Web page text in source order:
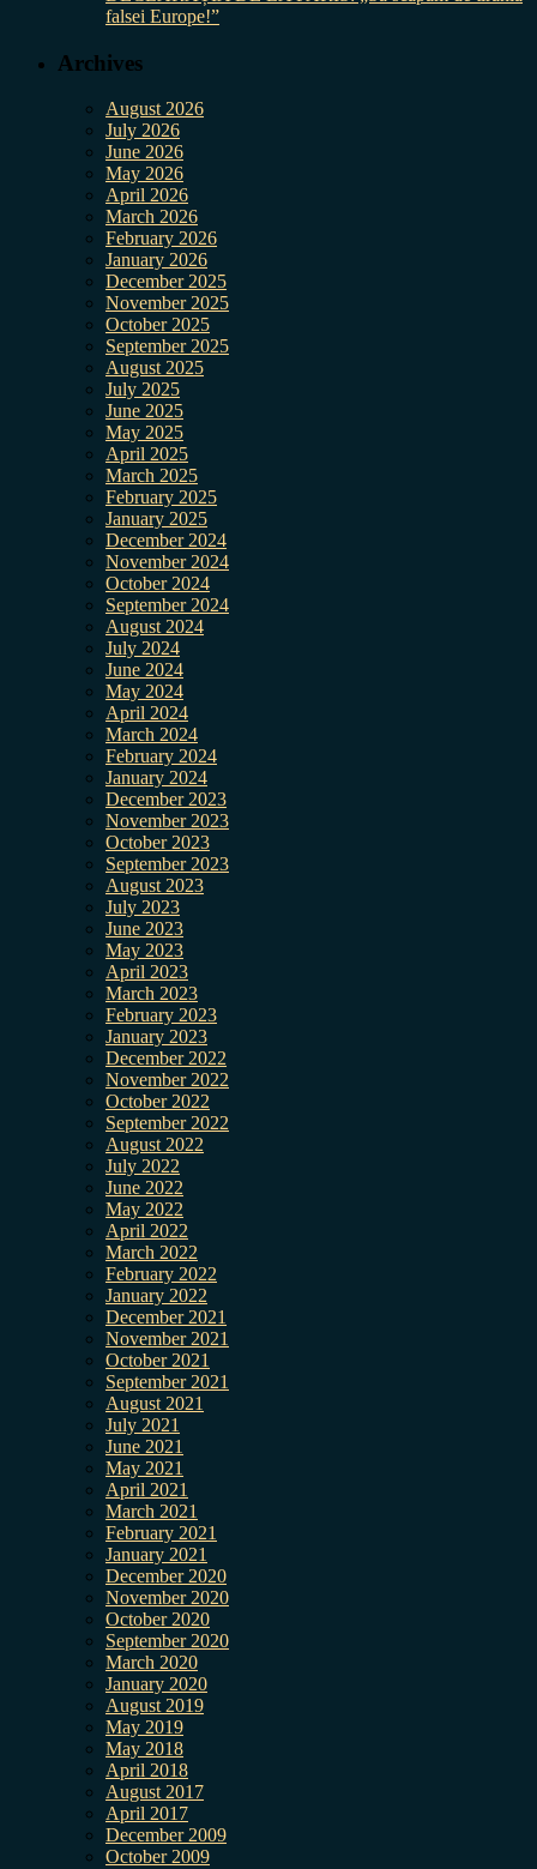
falsei Europe!”
Archives
August 2026
July 2026
June 2026
May 2026
April 2026
March 2026
February 2026
January 2026
December 2025
November 2025
October 2025
September 2025
August 2025
July 2025
June 2025
May 2025
April 2025
March 2025
February 2025
January 2025
December 2024
November 2024
October 2024
September 2024
August 2024
July 2024
June 2024
May 2024
April 2024
March 2024
February 2024
January 2024
December 2023
November 2023
October 2023
September 2023
August 2023
July 2023
June 2023
May 2023
April 2023
March 2023
February 2023
January 2023
December 2022
November 2022
October 2022
September 2022
August 2022
July 2022
June 2022
May 2022
April 2022
March 2022
February 2022
January 2022
December 2021
November 2021
October 2021
September 2021
August 2021
July 2021
June 2021
May 2021
April 2021
March 2021
February 2021
January 2021
December 2020
November 2020
October 2020
September 2020
March 2020
January 2020
August 2019
May 2019
May 2018
April 2018
August 2017
April 2017
December 2009
October 2009